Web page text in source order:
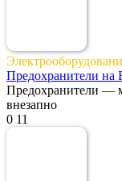
Предохранители на
Предохранители —
внезапно
0 11